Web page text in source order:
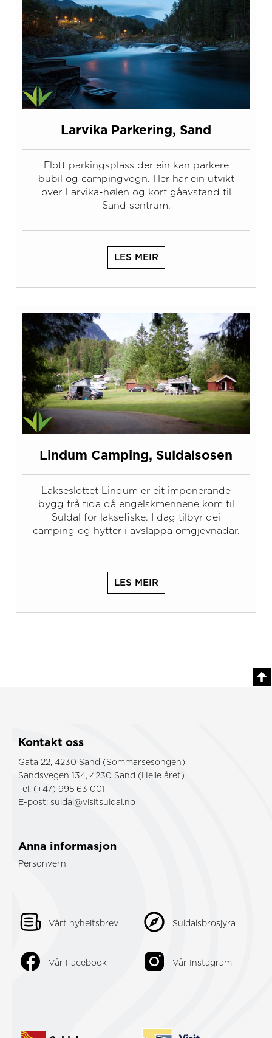
Larvika Parkering, Sand
Flott parkingsplass der ein kan parkere
bubil og campingvogn. Her har ein utvikt
over Larvika-hølen og kort gåavstand til
Sand sentrum.
LES MEIR
Lindum Camping, Suldalsosen
Lakseslottet Lindum er eit imponerande
bygg frå tida då engelskmennene kom til
Suldal for laksefiske. I dag tilbyr dei
camping og hytter i avslappa omgjevnadar.
LES MEIR
Kontakt oss
Gata 22, 4230 Sand (Sommarsesongen)
Sandsvegen 134, 4230 Sand (Heile året)
Tel: (+47) 995 63 001
E-post: suldal@visitsuldal.no
Anna informasjon
Personvern
Vårt nyheitsbrev Suldalsbrosjyra
Vår Facebook Vår Instagram